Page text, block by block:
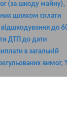
(за шкоду майну),
шляхом сплати
відшкодування до
ДТП до дати
в загальній
вимог,